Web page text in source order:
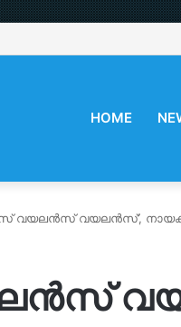
HOME
വയലൻസ് വയലൻസ്’,